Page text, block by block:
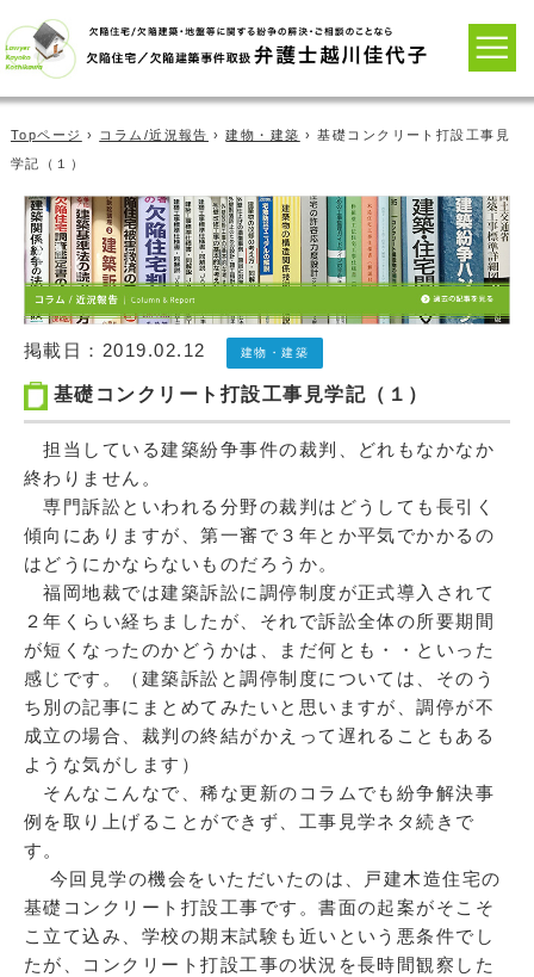
Topページ › コラム/近況報告 ›建物・建築 › 基礎コンクリート打設工事見
学記（１）
掲載日： 2019.02.12 建物・建築
基礎コンクリート打設工事見学記（１）
担当している建築紛争事件の裁判、どれもなかなか
終わりません。
専門訴訟といわれる分野の裁判はどうしても長引く
傾向にありますが、第一審で３年とか平気でかかるの
はどうにかならないものだろうか。
福岡地裁では建築訴訟に調停制度が正式導入されて
２年くらい経ちましたが、それで訴訟全体の所要期間
が短くなったのかどうかは、まだ何とも・・といった
感じです。（建築訴訟と調停制度については、そのう
ち別の記事にまとめてみたいと思いますが、調停が不
成立の場合、裁判の終結がかえって遅れることもある
ような気がします）
そんなこんなで、稀な更新のコラムでも紛争解決事
例を取り上げることができず、工事見学ネタ続きで
す。
今回見学の機会をいただいたのは、戸建木造住宅の
基礎コンクリート打設工事です。書面の起案がそこそ
こ立て込み、学校の期末試験も近いという悪条件でし
たが、コンクリート打設工事の状況を長時間観察した